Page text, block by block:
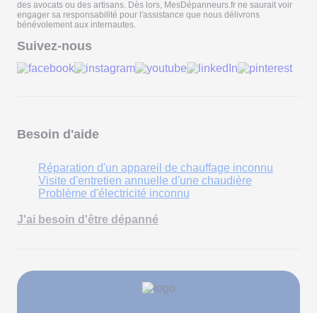
des avocats ou des artisans. Dès lors, MesDépanneurs.fr ne saurait voir
engager sa responsabilité pour l'assistance que nous délivrons
bénévolement aux internautes.
Suivez-nous
Besoin d'aide
Réparation d'un appareil de chauffage inconnu
Visite d'entretien annuelle d'une chaudière
Problème d'électricité inconnu
J'ai besoin d'être dépanné